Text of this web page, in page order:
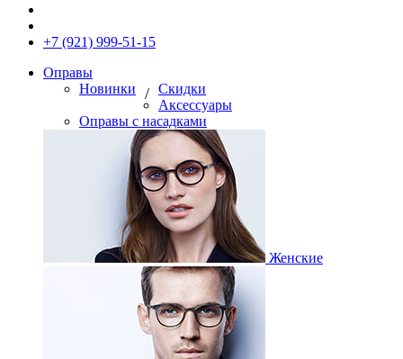
+7 (921) 999-51-15
Оправы
Новинки
/ Скидки
Аксессуары
Оправы с насадками
Женские